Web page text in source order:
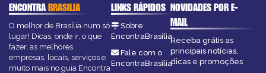
ENCONTRABRASILIA
O melhor de Brasília num só
lugar! Dicas, onde ir, o que
fazer, as melhores
empresas, locais, serviços e
muito mais no guia Encontra
LINKS RÁPIDOS
Sobre
EncontraBrasilia
Fale com o
EncontraBrasilia
NOVIDADES POR E-
MAIL
Receba grátis as
principais notícias,
dicas e promoções